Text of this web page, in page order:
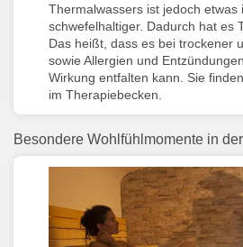
Thermalwassers ist jedoch etwas
schwefelhaltiger. Dadurch hat es
Das heißt, dass es bei trockener
sowie Allergien und
Wirkung entfalten kann. Sie
im Therapiebecken.
Besondere Wohlfühlmomente in